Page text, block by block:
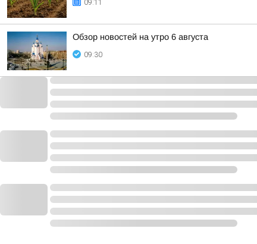
09:11
Обзор новостей на утро 6 августа
09:30